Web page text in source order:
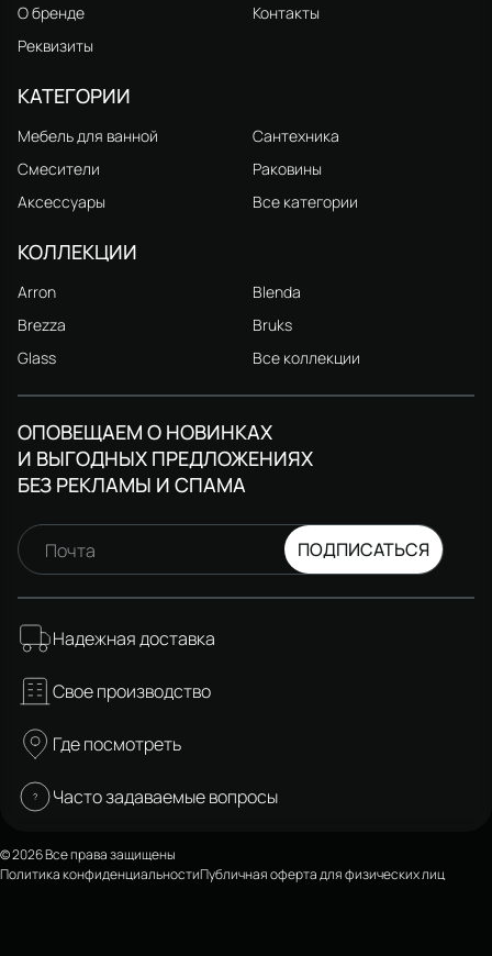
О бренде
Контакты
Реквизиты
КАТЕГОРИИ
Мебель для ванной
Сантехника
Смесители
Раковины
Аксессуары
Все категории
КОЛЛЕКЦИИ
Arron
Blenda
Brezza
Bruks
Glass
Все коллекции
ОПОВЕЩАЕМ О НОВИНКАХ
И ВЫГОДНЫХ ПРЕДЛОЖЕНИЯХ
БЕЗ РЕКЛАМЫ И СПАМА
Почта ПОДПИСАТЬСЯ
Надежная доставка
Свое производство
Где посмотреть
Часто задаваемые вопросы
© 2026 Все права защищены
Политика конфиденциальностиПубличная оферта для физических лиц